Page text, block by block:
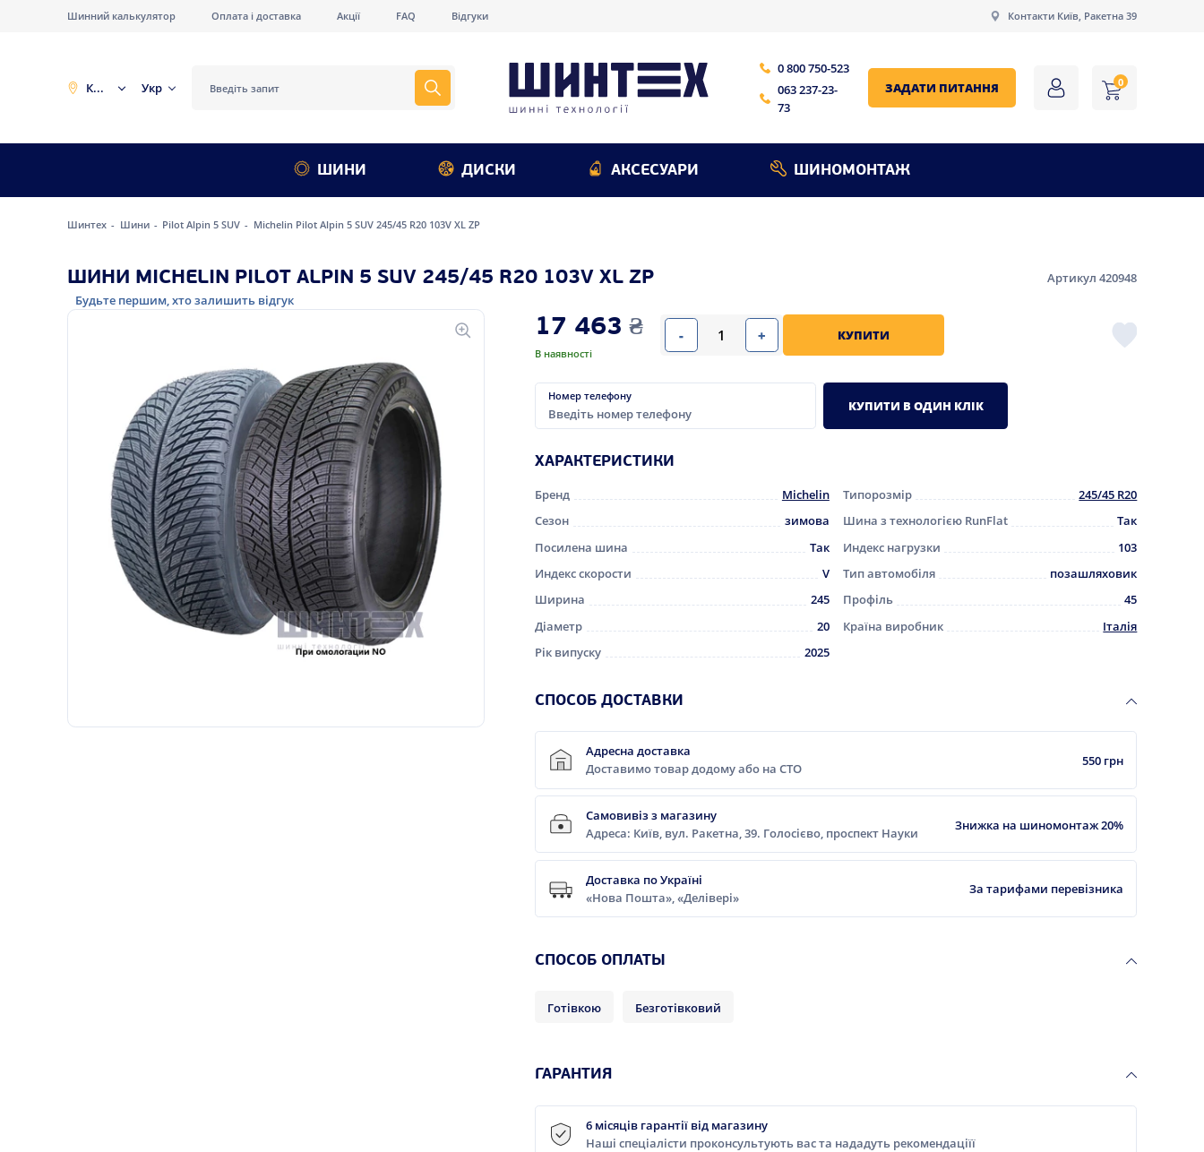
Шинний калькулятор Оплата і доставка Акції FAQ Відгуки Контакти Київ, Ракетна 39
Київ Укр
0 800 750-523
063 237-23-
73
ЗАДАТИ ПИТАННЯ 0
ШИНИ ДИСКИ АКСЕСУАРИ ШИНОМОНТАЖ
Шинтех Шини Pilot Alpin 5 SUV Michelin Pilot Alpin 5 SUV 245/45 R20 103V XL ZP
ШИНИ MICHELIN PILOT ALPIN 5 SUV 245/45 R20 103V XL ZP
Артикул 420948
Будьте першим, хто залишить відгук
17 463 ₴
В наявності
- + КУПИТИ
Номер телефону
КУПИТИ В ОДИН КЛІК
ХАРАКТЕРИСТИКИ
Бренд Michelin Типорозмір
245/45 R20
Сезон
зимова Шина з технологією RunFlat
Так
Посилена шина
Так Индекс нагрузки
103
Индекс скорости
V Тип автомобіля
позашляховик
Ширина
245 Профіль
45
Діаметр
20 Країна виробник
Італія
Рік випуску
2025
CПОСОБ ДОСТАВКИ
Адресна доставка
Доставимо товар додому або на СТО
550 грн
Самовивіз з магазину
Адреса: Київ, вул. Ракетна, 39. Голосієво, проспект Науки
Знижка на шиномонтаж 20%
Доставка по Україні
«Нова Пошта», «Делівері»
За тарифами перевізника
CПОСОБ ОПЛАТЫ
Готівкою Безготівковий
ГАРАНТИЯ
6 місяців гарантії від магазину
Наші спеціалісти проконсультують вас та нададуть рекомендаціїї